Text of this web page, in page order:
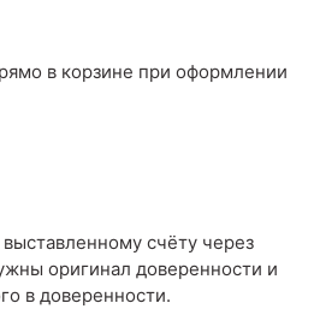
в корзине при оформлении
счёту через
оригинал доверенности и
в доверенности.